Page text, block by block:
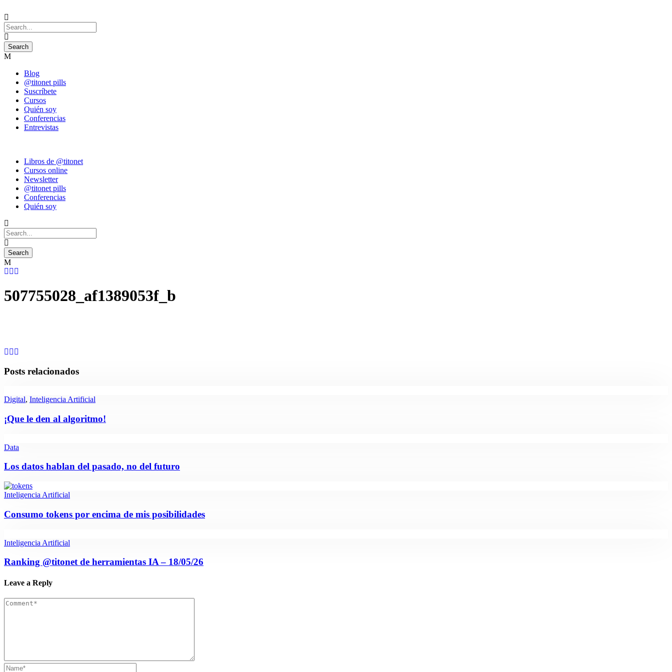
Blog
@titonet pills
Suscríbete
Cursos
Quién soy
Conferencias
Entrevistas
Libros de @titonet
Cursos online
Newsletter
@titonet pills
Conferencias
Quién soy
507755028_af1389053f_b
Posts relacionados
Digital, Inteligencia Artificial
¡Que le den al algoritmo!
Data
Los datos hablan del pasado, no del futuro
Inteligencia Artificial
Consumo tokens por encima de mis posibilidades
Inteligencia Artificial
Ranking @titonet de herramientas IA – 18/05/26
Leave a Reply